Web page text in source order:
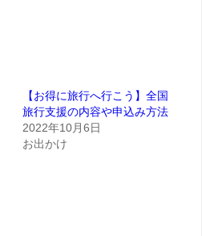
【お得に旅行へ行こう】全国
旅行支援の内容や申込み方法
2022年10月6日
お出かけ